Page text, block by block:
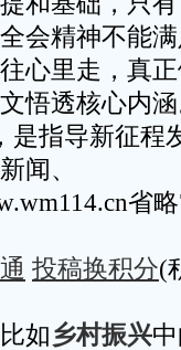
会精神不能
心里走，真
悟透核心内
是指导新征程
闻、
省
投稿换积分(
如 乡村振兴